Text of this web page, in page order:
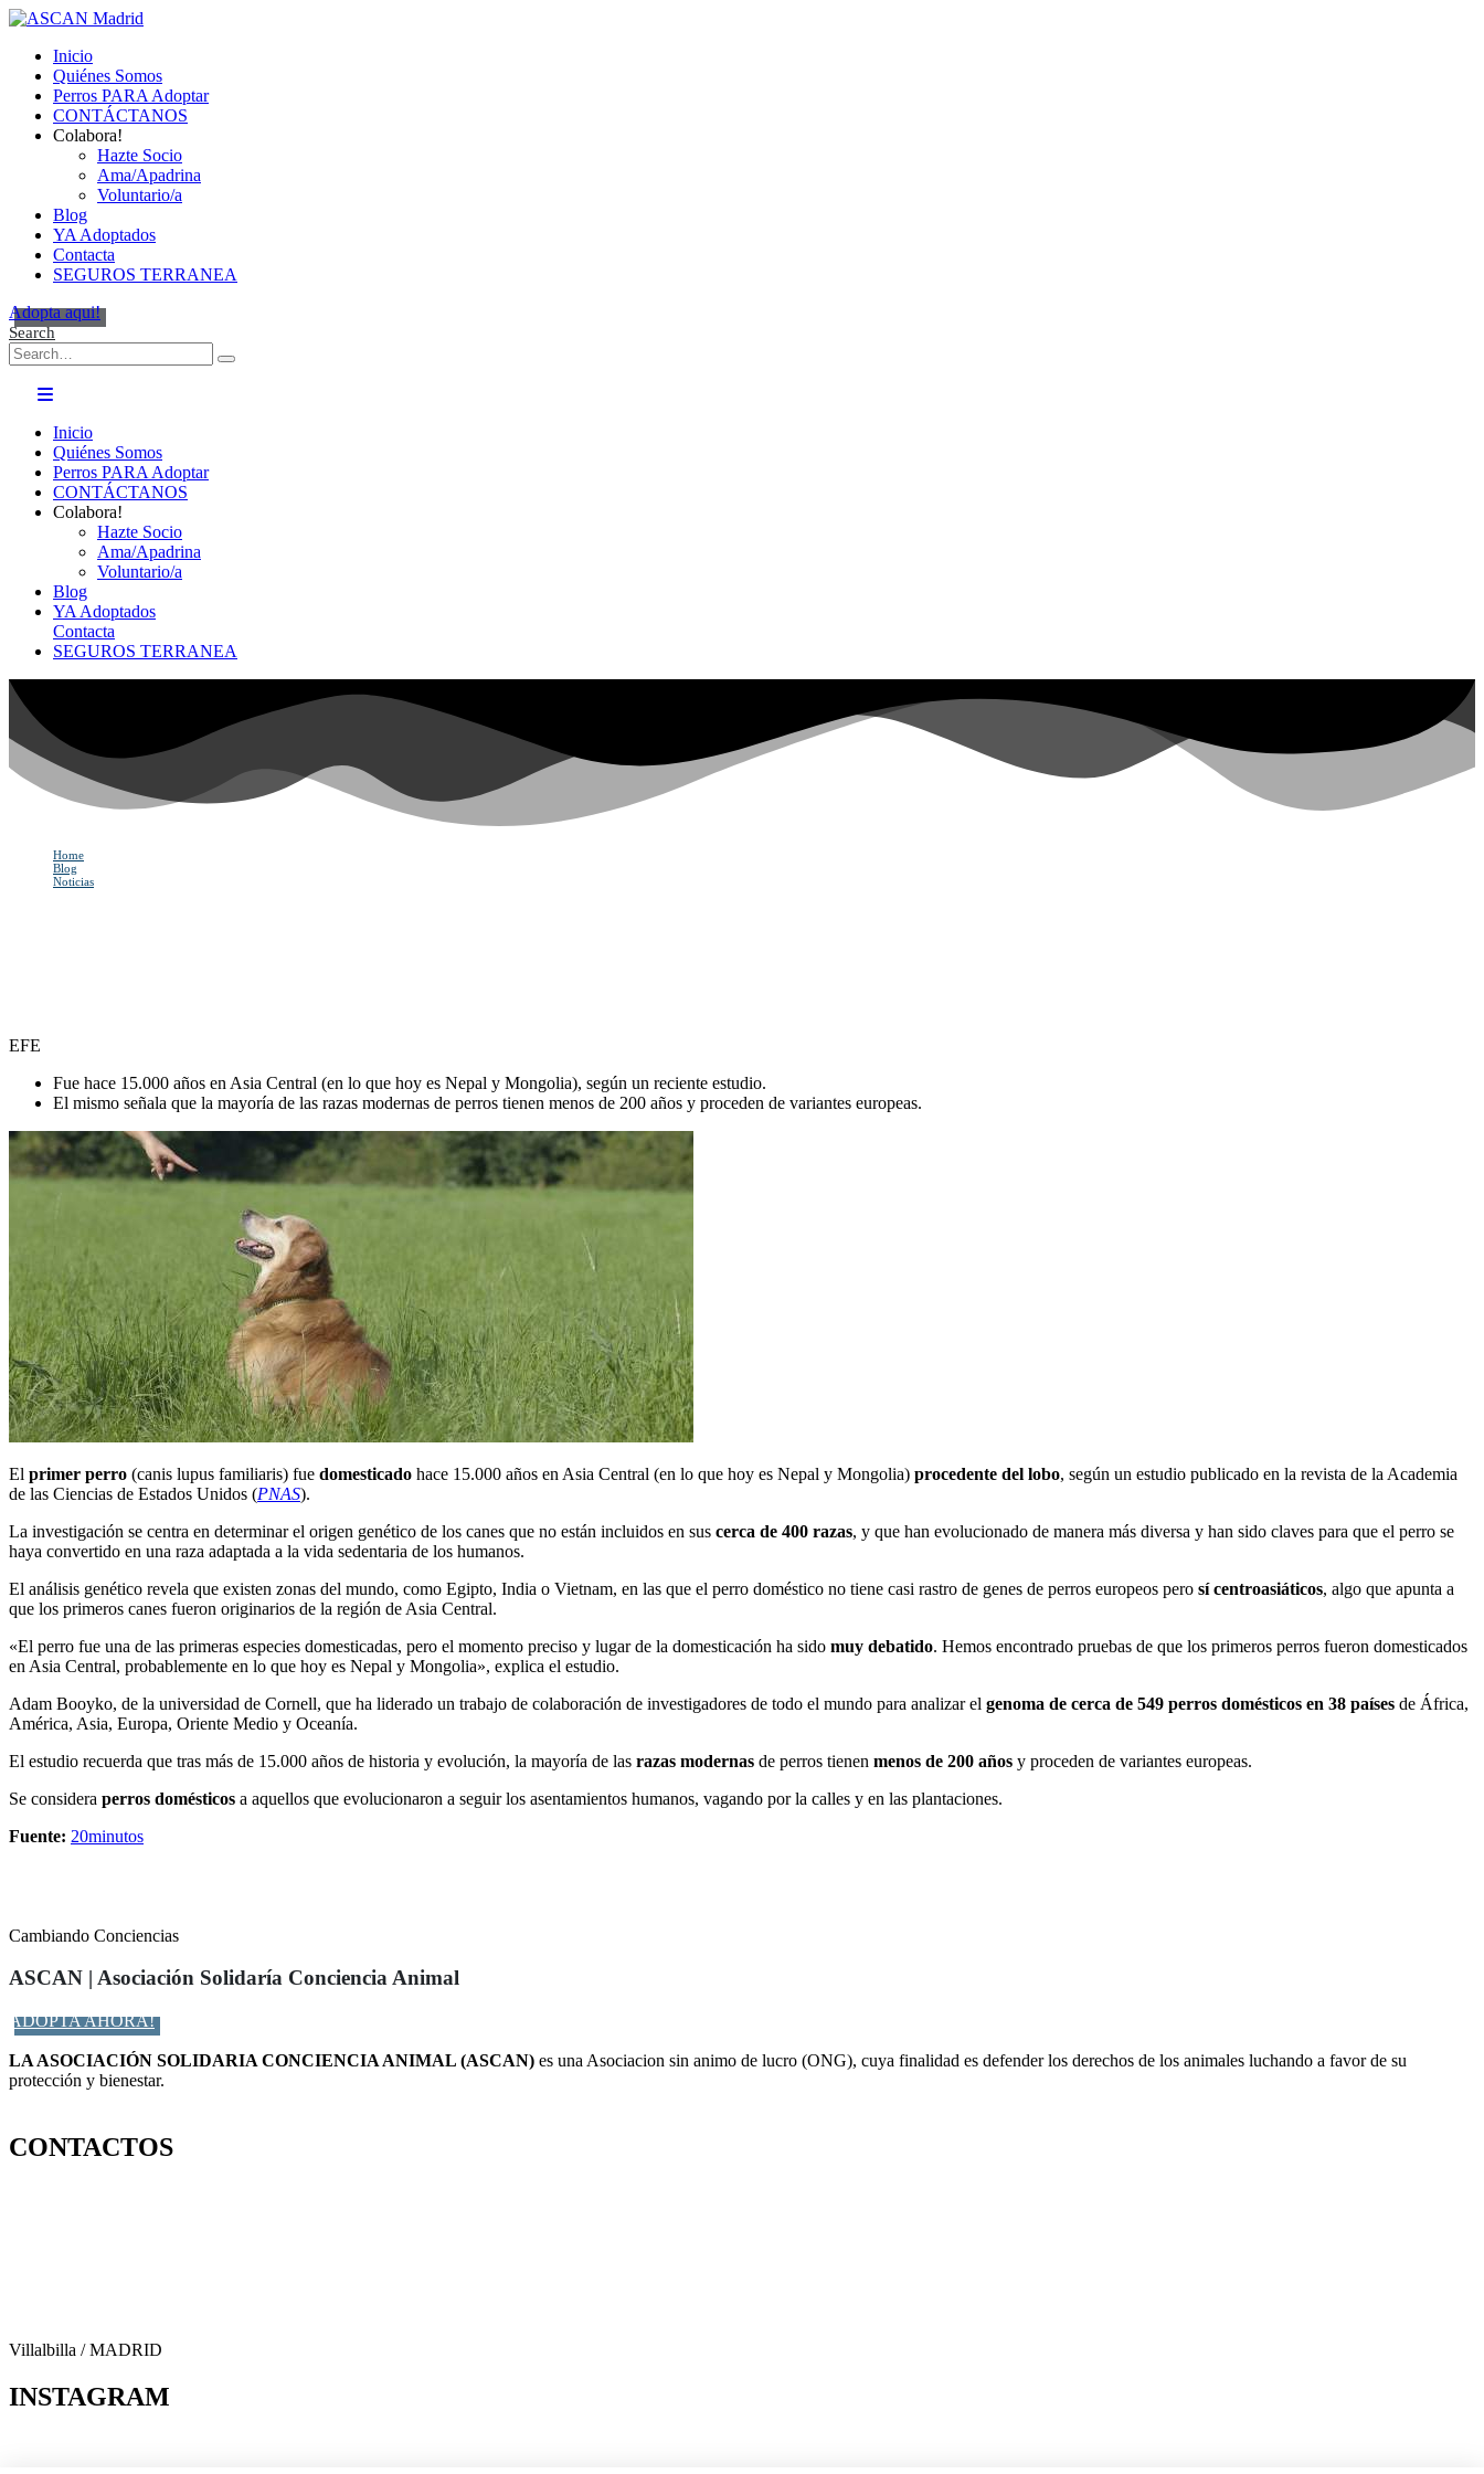
Inicio
Quiénes Somos
Perros PARA Adoptar
CONTÁCTANOS
Colabora!
Hazte Socio
Ama/Apadrina
Voluntario/a
Blog
YA Adoptados
Contacta
SEGUROS TERRANEA
Adopta aqui!
Search
Inicio
Quiénes Somos
Perros PARA Adoptar
CONTÁCTANOS
Colabora!
Hazte Socio
Ama/Apadrina
Voluntario/a
Blog
YA Adoptados
Contacta
SEGUROS TERRANEA
Home
Blog
Noticias
EFE
Fue hace 15.000 años en Asia Central (en lo que hoy es Nepal y Mongolia), según un reciente estudio.
El mismo señala que la mayoría de las razas modernas de perros tienen menos de 200 años y proceden de variantes europeas.
El primer perro (canis lupus familiaris) fue domesticado hace 15.000 años en Asia Central (en lo que hoy es Nepal y Mongolia) procedente del lobo, según un estudio publicado en la revista de la Academia
de las Ciencias de Estados Unidos (PNAS).
La investigación se centra en determinar el origen genético de los canes que no están incluidos en sus cerca de 400 razas, y que han evolucionado de manera más diversa y han sido claves para que el perro se
haya convertido en una raza adaptada a la vida sedentaria de los humanos.
El análisis genético revela que existen zonas del mundo, como Egipto, India o Vietnam, en las que el perro doméstico no tiene casi rastro de genes de perros europeos pero sí centroasiáticos, algo que apunta a
que los primeros canes fueron originarios de la región de Asia Central.
«El perro fue una de las primeras especies domesticadas, pero el momento preciso y lugar de la domesticación ha sido muy debatido. Hemos encontrado pruebas de que los primeros perros fueron domesticados
en Asia Central, probablemente en lo que hoy es Nepal y Mongolia», explica el estudio.
Adam Booyko, de la universidad de Cornell, que ha liderado un trabajo de colaboración de investigadores de todo el mundo para analizar el genoma de cerca de 549 perros domésticos en 38 países de África,
América, Asia, Europa, Oriente Medio y Oceanía.
El estudio recuerda que tras más de 15.000 años de historia y evolución, la mayoría de las razas modernas de perros tienen menos de 200 años y proceden de variantes europeas.
Se considera perros domésticos a aquellos que evolucionaron a seguir los asentamientos humanos, vagando por la calles y en las plantaciones.
Fuente: 20minutos
Cambiando Conciencias
ASCAN | Asociación Solidaría Conciencia Animal
ADOPTA AHORA!
LA ASOCIACIÓN SOLIDARIA CONCIENCIA ANIMAL (ASCAN) es una Asociacion sin animo de lucro (ONG), cuya finalidad es defender los derechos de los animales luchando a favor de su
protección y bienestar.
CONTACTOS
Villalbilla / MADRID
INSTAGRAM